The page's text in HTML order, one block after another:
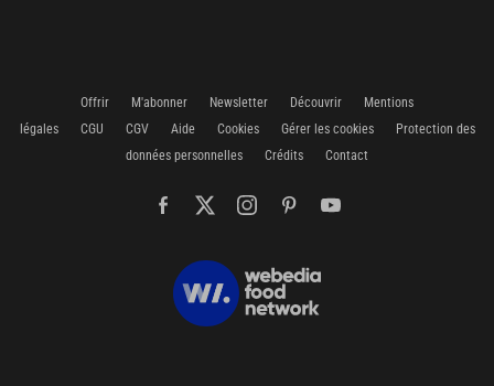
Offrir M'abonner Newsletter Découvrir
Mentions
légales
CGU CGV Aide Cookies Gérer les cookies
Protection des
données personnelles
Crédits Contact